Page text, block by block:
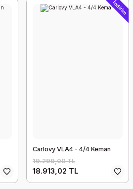
İndirim
Carlovy VLA4 - 4/4 Keman
19.299,00 TL
18.913,02 TL